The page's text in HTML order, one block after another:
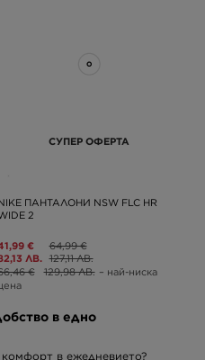
СУПЕР ОФЕРТА
ПАНТАЛОНИ NSW FLC HR
2
€
ЛВ.
64,99 €
127,11 ЛВ.
€
129,98 ЛВ. – най-ниска
в едно
в ежедневието?